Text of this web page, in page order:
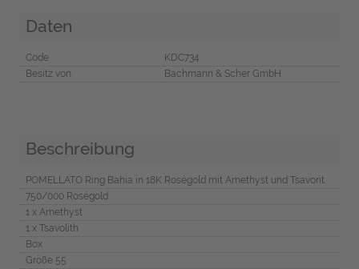
Daten
Code
KDC734
Besitz von
Bachmann & Scher GmbH
Beschreibung
POMELLATO Ring Bahia in 18K Roségold mit Amethyst und Tsavorit
750/000 Roségold
1 x Amethyst
1 x Tsavolith
Box
Größe 55